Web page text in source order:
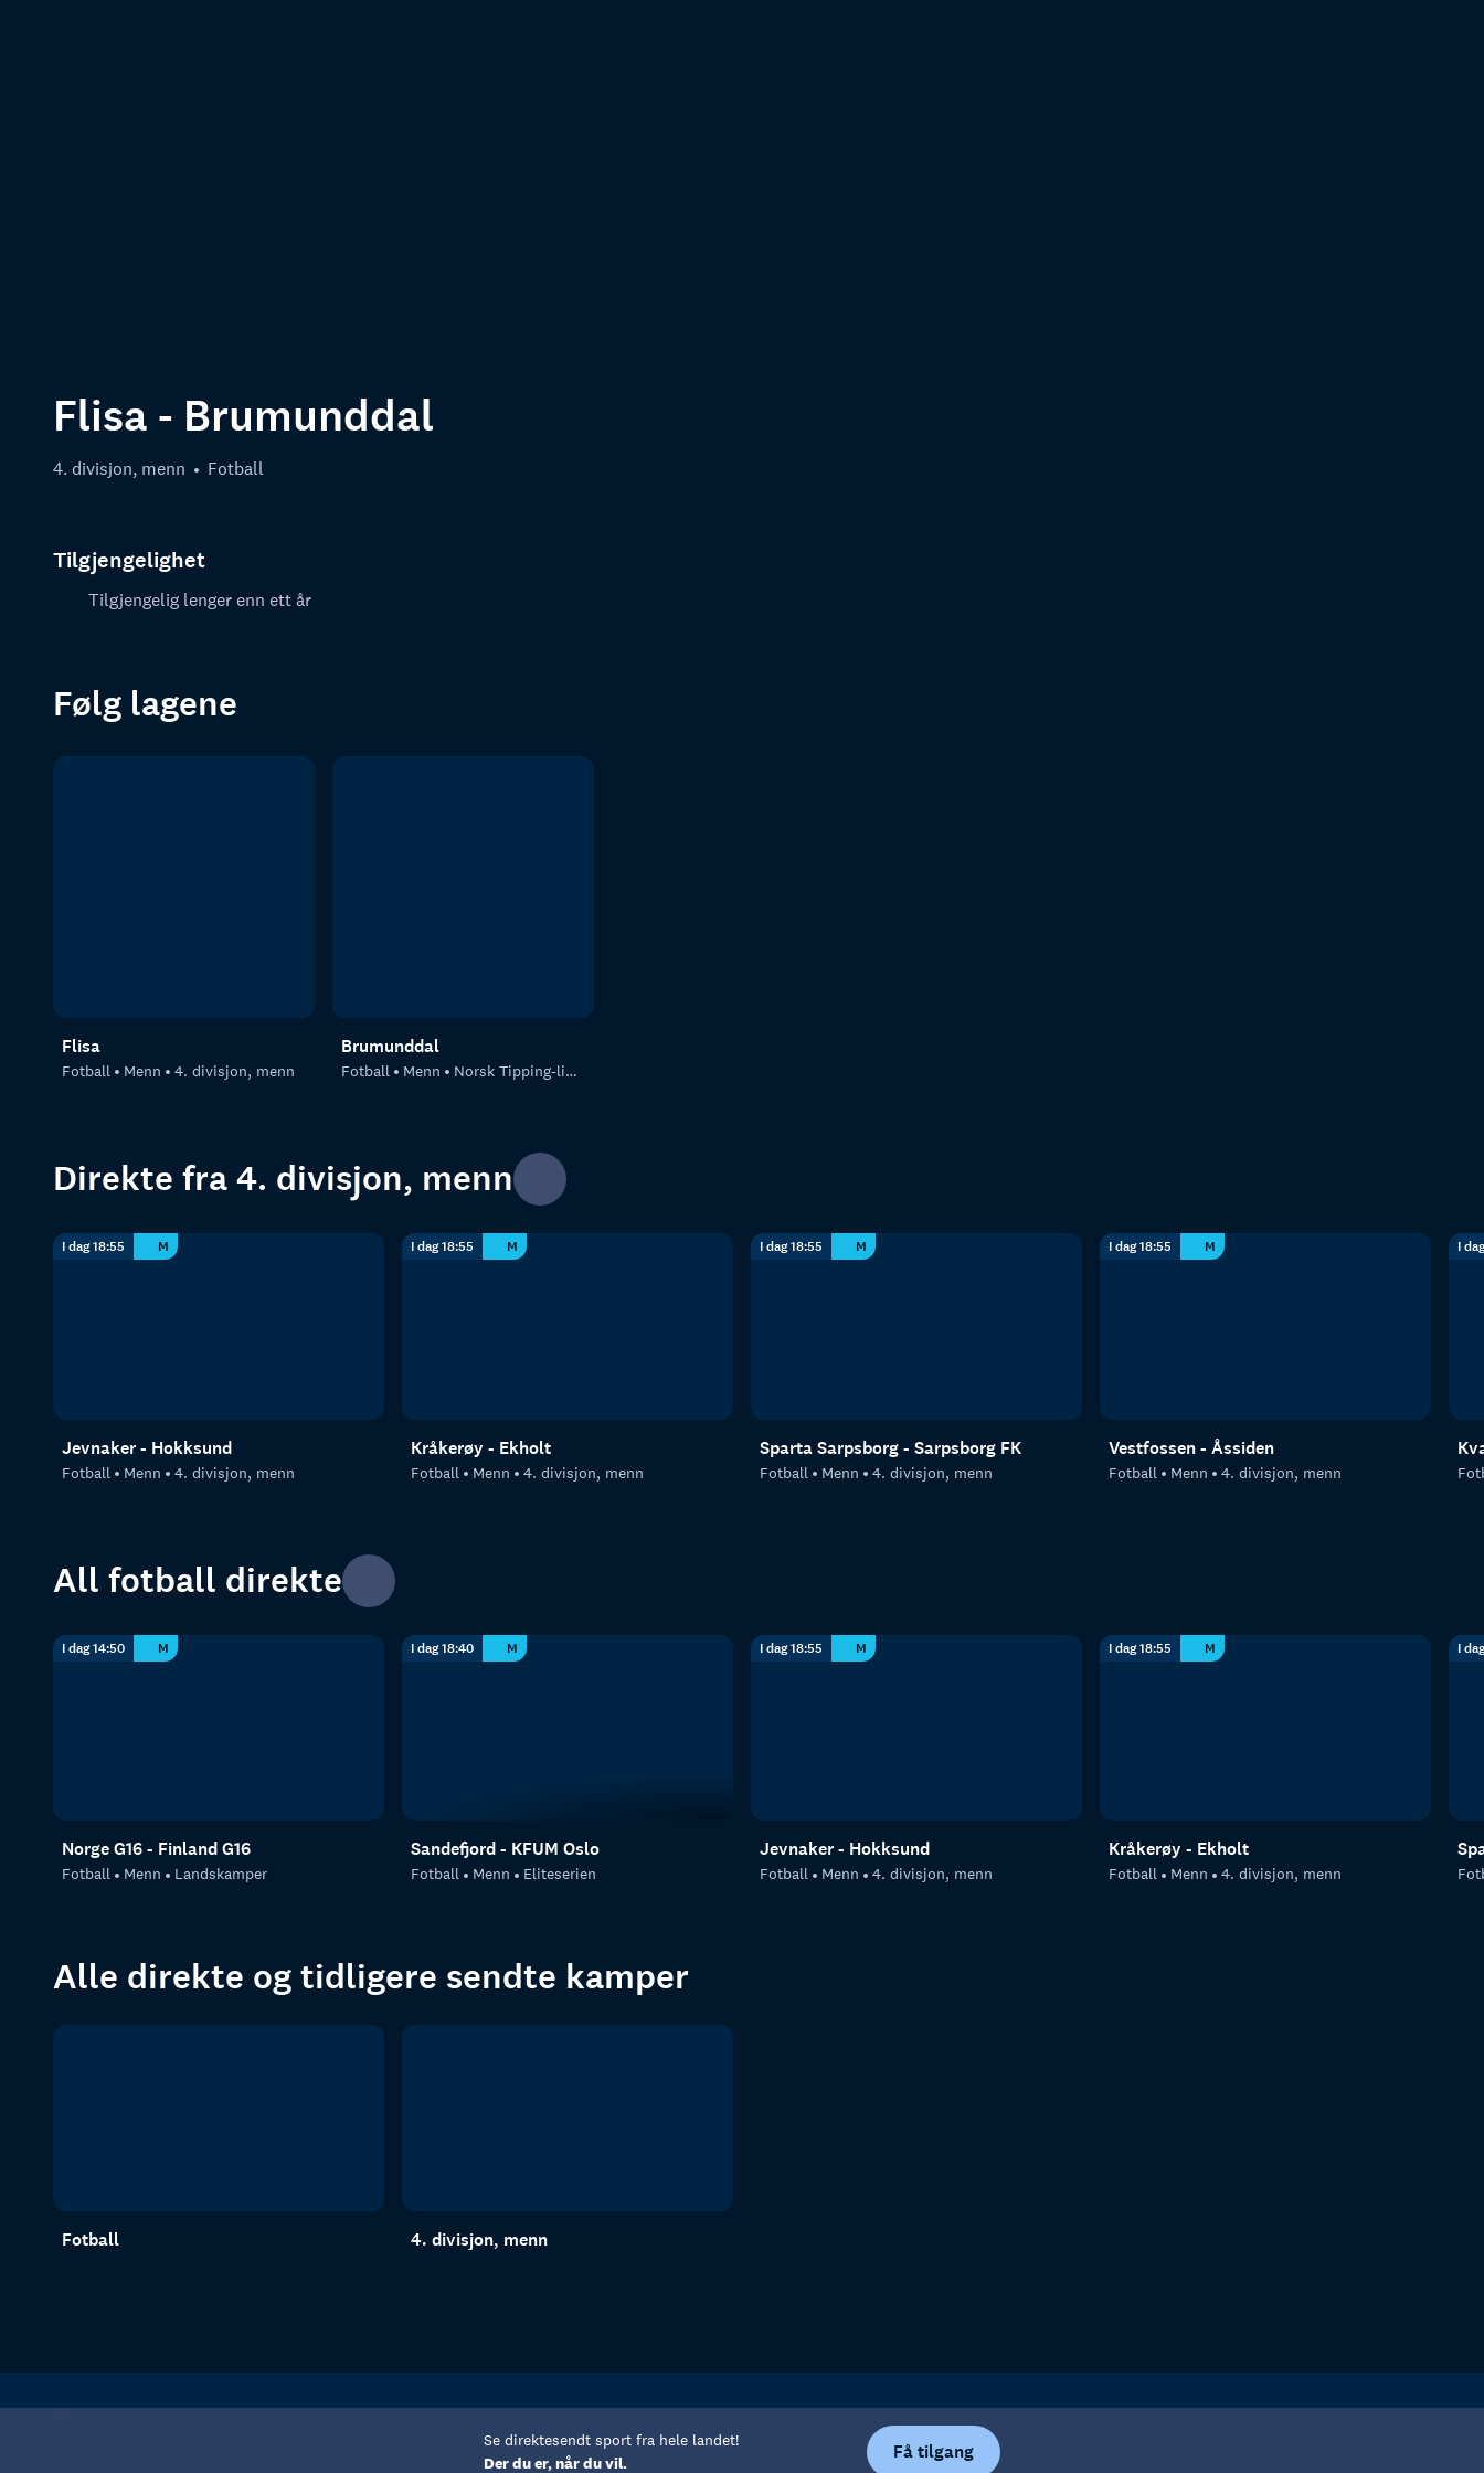
Se direktesendt sport fra hele landet!
Der du er, når du vil.
Få tilgang
Flisa - Brumunddal
4. divisjon, menn Fotball
Tilgjengelighet
Tilgjengelig lenger enn ett år
Følg lagene
Flisa
Fotball Menn 4. divisjon, menn
Brumunddal
Fotball Menn Norsk Tipping-ligaen
Direkte fra 4. divisjon, menn
I dag 18:55 M
Jevnaker - Hokksund
Fotball Menn 4. divisjon, menn
I dag 18:55 M
Kråkerøy - Ekholt
Fotball Menn 4. divisjon, menn
I dag 18:55 M
Sparta Sarpsborg - Sarpsborg FK
Fotball Menn 4. divisjon, menn
I dag 18:55 M
Vestfossen - Åssiden
Fotball Menn 4. divisjon, menn
I
All fotball direkte
I dag 14:50 M
Norge G16 - Finland G16
Fotball Menn Landskamper
I dag 18:40 M
Sandefjord - KFUM Oslo
Fotball Menn Eliteserien
I dag 18:55 M
Jevnaker - Hokksund
Fotball Menn 4. divisjon, menn
I dag 18:55 M
Kråkerøy - Ekholt
Fotball Menn 4. divisjon, menn
I
Alle direkte og tidligere sendte kamper
Fotball 4. divisjon, menn